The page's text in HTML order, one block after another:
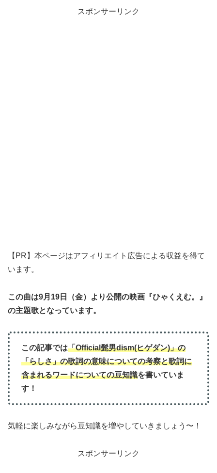
スポンサーリンク
【PR】本ページはアフィリエイト広告による収益を得て
います。
この曲は9月19日（金）より公開の映画『ひゃくえむ。』
の主題歌となっています。
この記事では「Official髭男dism(ヒゲダン)」の
「らしさ」の歌詞の意味についての考察と歌詞に
含まれるワードについての豆知識を書いていま
す！
気軽に楽しみながら豆知識を増やしていきましょう〜！
スポンサーリンク